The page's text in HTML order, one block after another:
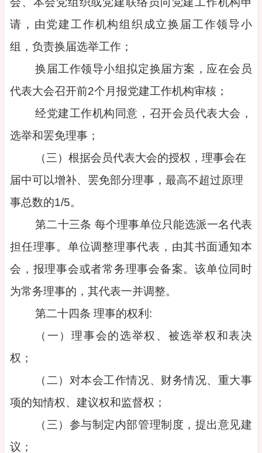
请，由党建工作机构组织成立换届工作领导小
组，负责换届选举工作；
换届工作领导小组拟定换届方案，应在会员
代表大会召开前2个月报党建工作机构审核；
经党建工作机构同意，召开会员代表大会，
选举和罢免理事；
（三）根据会员代表大会的授权，理事会在
届中可以增补、罢免部分理事，最高不超过原理
事总数的1/5。
第二十三条 每个理事单位只能选派一名代表
担任理事。单位调整理事代表，由其书面通知本
会，报理事会或者常务理事会备案。该单位同时
为常务理事的，其代表一并调整。
第二十四条 理事的权利:
（一）理事会的选举权、被选举权和表决
权；
（二）对本会工作情况、财务情况、重大事
项的知情权、建议权和监督权；
（三）参与制定内部管理制度，提出意见建
议；